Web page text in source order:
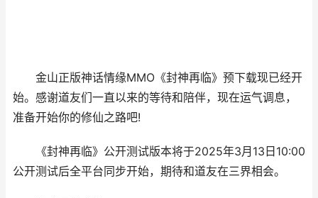
金山正版神话情缘MMO《封神再临》预下载现已经开
始。感谢道友们一直以来的等待和陪伴，现在运气调息，
准备开始你的修仙之路吧!
《封神再临》公开测试版本将于2025年3月13日10:00
公开测试后全平台同步开始，期待和道友在三界相会。